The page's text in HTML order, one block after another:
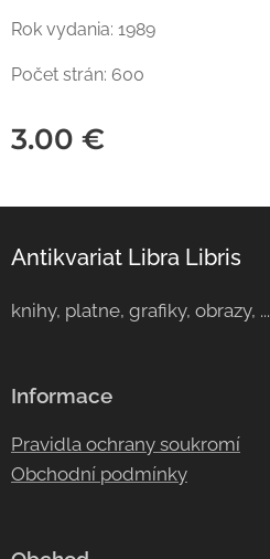
Rok vydania: 1989
Počet strán: 600
3.00 €
Antikvariat Libra Libris
knihy, platne, grafiky, obrazy, ...
Informace
Pravidla ochrany soukromí
Obchodní podmínky